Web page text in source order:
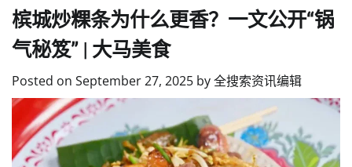
槟城炒粿条为什么更香？一文公开“锅
气秘笈” | 大马美食
Posted on September 27, 2025 by全搜索资讯编辑